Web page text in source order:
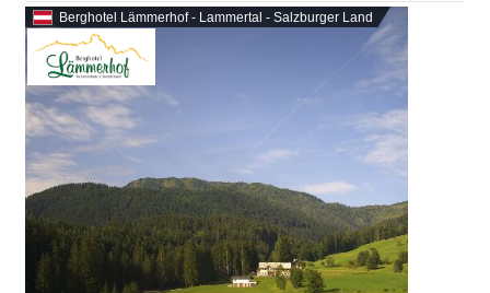
Berghotel Lämmerhof - Lammertal - Salzburger Land